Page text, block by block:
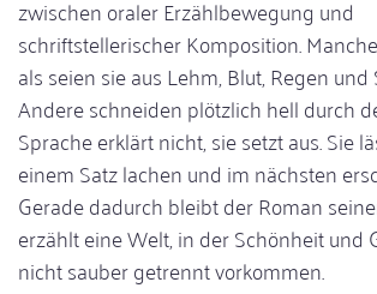
zwischen oraler Erzählbewegung und
schriftstellerischer Komposition.
als seien sie aus Lehm, Blut, Regen
Andere schneiden plötzlich hell durch
Sprache erklärt nicht, sie setzt aus. Sie
einem Satz lachen und im nächsten
Gerade dadurch bleibt der Roman
erzählt eine Welt, in der Schönheit und
nicht sauber getrennt vorkommen.